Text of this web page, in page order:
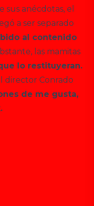
anécdotas, el
a ser separado
al contenido
las mamitas
lo restituyeran.
director Conrado
de me gusta,